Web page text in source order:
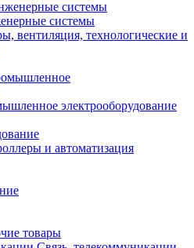
системы
вентиляция, технологические и
электрооборудование
и автоматизация
товары